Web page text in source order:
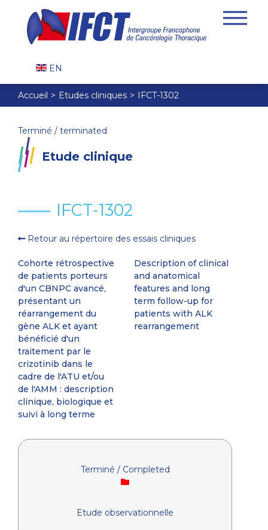
EN
Accueil Etudes cliniques IFCT-1302
Terminé / terminated
Etude clinique
IFCT-1302
Retour au répertoire des essais cliniques
Cohorte rétrospective
de patients porteurs
d'un CBNPC avancé,
présentant un
réarrangement du
gène ALK et ayant
bénéficié d'un
traitement par le
crizotinib dans le
cadre de l'ATU et/ou
de l'AMM : description
clinique, biologique et
suivi à long terme
Description of clinical
and anatomical
features and long
term follow-up for
patients with ALK
rearrangement
Terminé / Completed
Etude observationnelle